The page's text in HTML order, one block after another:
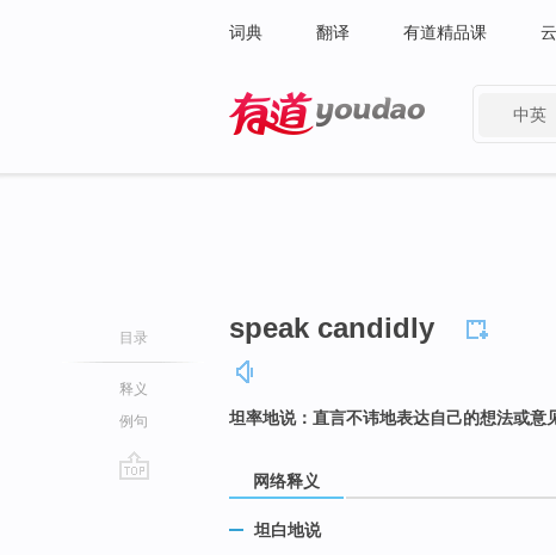
词典 翻译 有道精品课
中英
目录
释义
例句
speak candidly
坦率地说：直言不讳地表达自己的想法或意
网络释义
坦白地说